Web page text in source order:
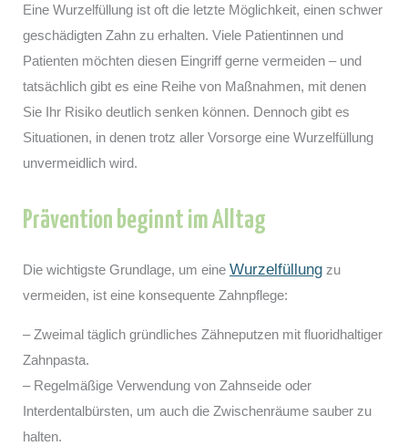
Eine Wurzelfüllung ist oft die letzte Möglichkeit, einen schwer
geschädigten Zahn zu erhalten. Viele Patientinnen und
Patienten möchten diesen Eingriff gerne vermeiden – und
tatsächlich gibt es eine Reihe von Maßnahmen, mit denen
Sie Ihr Risiko deutlich senken können. Dennoch gibt es
Situationen, in denen trotz aller Vorsorge eine Wurzelfüllung
unvermeidlich wird.
Prävention beginnt im Alltag
Die wichtigste Grundlage, um eine Wurzelfüllung zu
vermeiden, ist eine konsequente Zahnpflege:
– Zweimal täglich gründliches Zähneputzen mit fluoridhaltiger
Zahnpasta.
– Regelmäßige Verwendung von Zahnseide oder
Interdentalbürsten, um auch die Zwischenräume sauber zu
halten.